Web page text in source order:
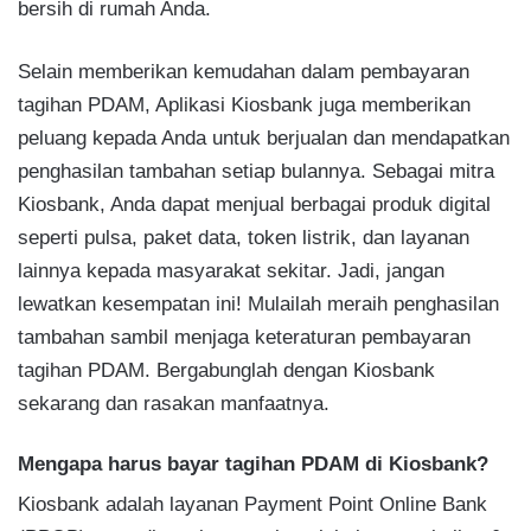
bersih di rumah Anda.
Selain memberikan kemudahan dalam pembayaran
tagihan PDAM, Aplikasi Kiosbank juga memberikan
peluang kepada Anda untuk berjualan dan mendapatkan
penghasilan tambahan setiap bulannya. Sebagai mitra
Kiosbank, Anda dapat menjual berbagai produk digital
seperti pulsa, paket data, token listrik, dan layanan
lainnya kepada masyarakat sekitar. Jadi, jangan
lewatkan kesempatan ini! Mulailah meraih penghasilan
tambahan sambil menjaga keteraturan pembayaran
tagihan PDAM. Bergabunglah dengan Kiosbank
sekarang dan rasakan manfaatnya.
Mengapa harus bayar tagihan PDAM di Kiosbank?
Kiosbank adalah layanan Payment Point Online Bank